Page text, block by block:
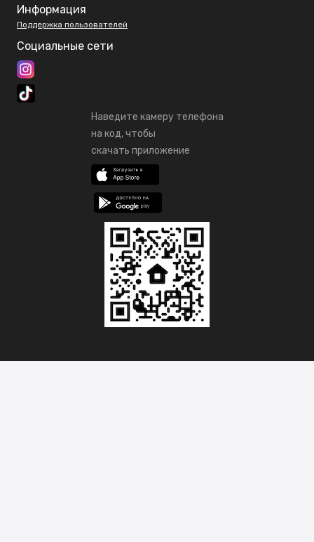
Информация
Поддержка пользователей
Социальные сети
Наведите камеру телефона
на код, чтобы
скачать приложение